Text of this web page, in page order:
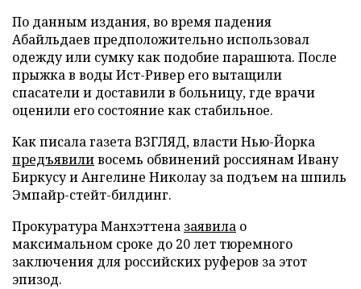
По данным издания, во время падения
Абайльдаев предположительно использовал
одежду или сумку как подобие парашюта. После
прыжка в воды Ист-Ривер его вытащили
спасатели и доставили в больницу, где врачи
оценили его состояние как стабильное.
Как писала газета ВЗГЛЯД, власти Нью-Йорка
предъявиливосемь обвинений россиянам Ивану
Биркусу и Ангелине Николау за подъем на шпиль
Эмпайр-стейт-билдинг.
Прокуратура Манхэттена заявила о
максимальном сроке до 20 лет тюремного
заключения для российских руферов за этот
эпизод.